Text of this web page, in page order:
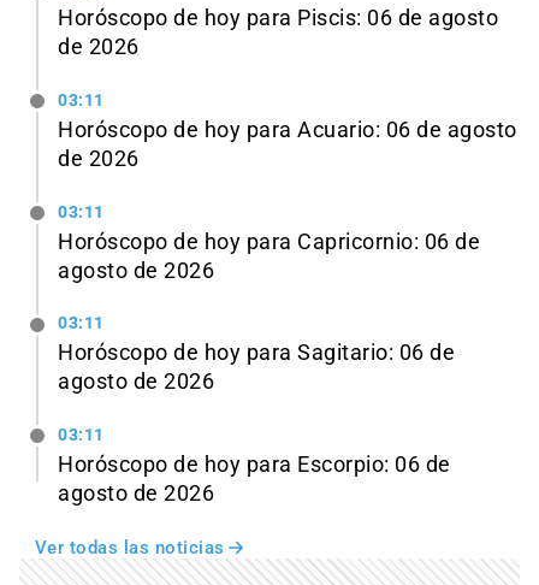
Horóscopo de hoy para Piscis: 06 de agosto
de 2026
03:11
Horóscopo de hoy para Acuario: 06 de agosto
de 2026
03:11
Horóscopo de hoy para Capricornio: 06 de
agosto de 2026
03:11
Horóscopo de hoy para Sagitario: 06 de
agosto de 2026
03:11
Horóscopo de hoy para Escorpio: 06 de
agosto de 2026
Ver todas las noticias